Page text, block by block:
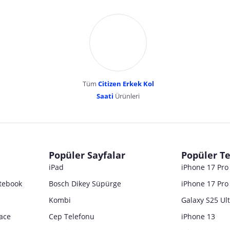
Tüm Citizen Erkek Kol
Saati Ürünleri
Popüler Sayfalar
iPad
Bosch Dikey Süpürge
Kombi
Cep Telefonu
Popüler
iPhone 17
iPhone 17 Pro
Galaxy S25
iPhone 13